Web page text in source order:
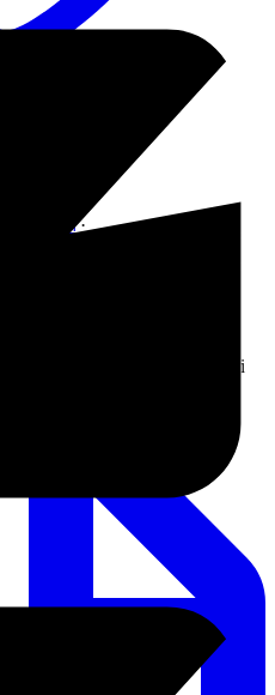
·
Diskusi Bung Karno,
bersama Prof. Sukidi
#BulanBungKarno2026